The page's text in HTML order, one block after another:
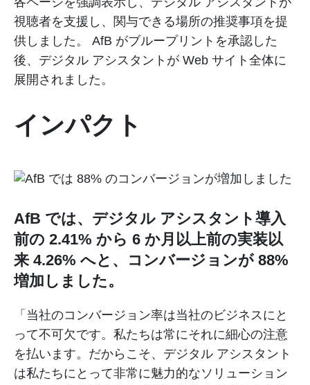
視聴者を支援し、関与できる場所の推奨事項を提
供しました。 AfB がブループリントを承認した
後、デジタル アシスタントが Web サイト全体に
展開されました。
インパクト
AfB では、デジタル アシスタント導入
前の 2.41% から 6 か月以上前の実装以
来 4.26% へと、コンバージョンが 88%
増加しました。
「当社のコンバージョン率は当社のビジネスにと
って不可欠です。私たちは常にそれに細心の注意
を払います。だからこそ、デジタル アシスタント
は私たちにとって非常に魅力的なソリューション